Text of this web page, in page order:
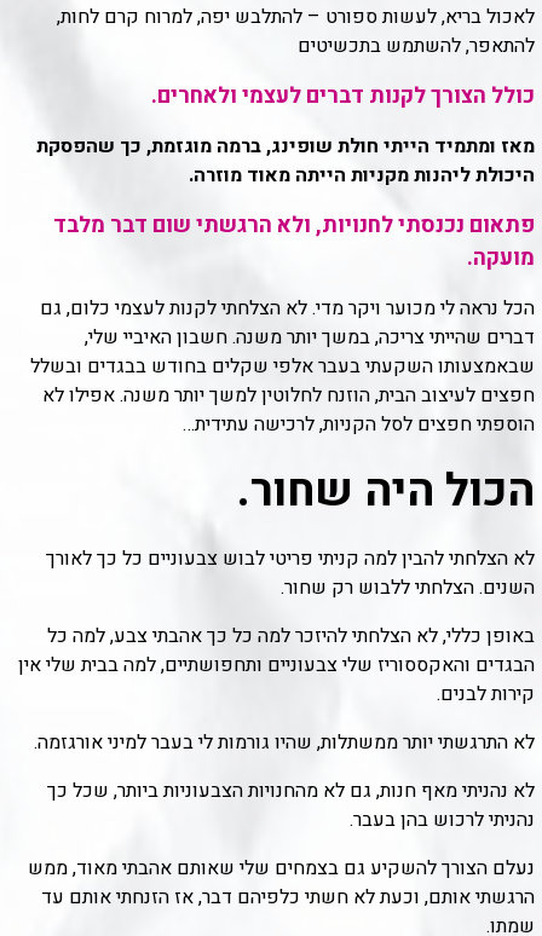
לאכול בריא, לעשות ספורט – להתלבש יפה, למרוח קרם לחות,
להתאפר, להשתמש בתכשיטים
כולל הצורך לקנות דברים לעצמי ולאחרים.
מאז ומתמיד הייתי חולת שופינג, ברמה מוגזמת, כך שהפסקת
היכולת ליהנות מקניות הייתה מאוד מוזרה.
פתאום נכנסתי לחנויות, ולא הרגשתי שום דבר מלבד
מועקה.
הכל נראה לי מכוער ויקר מדי. לא הצלחתי לקנות לעצמי כלום, גם
דברים שהייתי צריכה, במשך יותר משנה. חשבון האיביי שלי,
שבאמצעותו השקעתי בעבר אלפי שקלים בחודש בבגדים ובשלל
חפצים לעיצוב הבית, הוזנח לחלוטין למשך יותר משנה. אפילו לא
הוספתי חפצים לסל הקניות, לרכישה עתידית…
הכול היה שחור.
לא הצלחתי להבין למה קניתי פריטי לבוש צבעוניים כל כך לאורך
השנים. הצלחתי ללבוש רק שחור.
באופן כללי, לא הצלחתי להיזכר למה כל כך אהבתי צבע, למה כל
הבגדים והאקססוריז שלי צבעוניים ותחפושתיים, למה בבית שלי אין
קירות לבנים.
לא התרגשתי יותר ממשתלות, שהיו גורמות לי בעבר למיני אורגזמה.
לא נהניתי מאף חנות, גם לא מהחנויות הצבעוניות ביותר, שכל כך
נהניתי לרכוש בהן בעבר.
נעלם הצורך להשקיע גם בצמחים שלי שאותם אהבתי מאוד, ממש
הרגשתי אותם, וכעת לא חשתי כלפיהם דבר, אז הזנחתי אותם עד
שמתו.